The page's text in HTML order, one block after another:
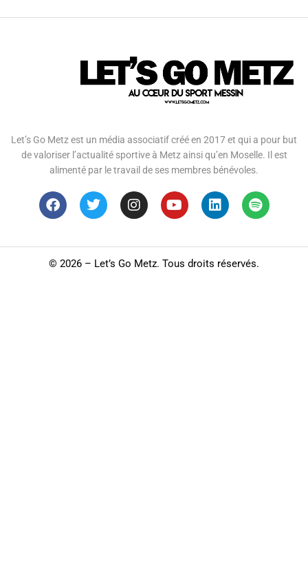
Let’s Go Metz est un média associatif créé en 2017 et qui a pour but
de valoriser l’actualité sportive à Metz ainsi qu’en Moselle. Il est
alimenté par le travail de ses membres bénévoles.
© 2026 – Let’s Go Metz. Tous droits réservés.